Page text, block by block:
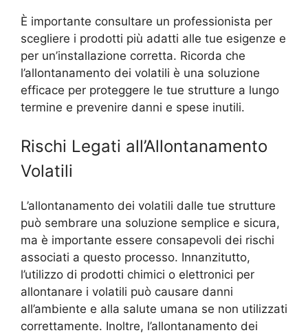
È importante consultare un professionista per
scegliere i prodotti più adatti alle tue esigenze e
per un’installazione corretta. Ricorda che
l’allontanamento dei volatili è una soluzione
efficace per proteggere le tue strutture a lungo
termine e prevenire danni e spese inutili.
Rischi Legati all’Allontanamento
Volatili
L’allontanamento dei volatili dalle tue strutture
può sembrare una soluzione semplice e sicura,
ma è importante essere consapevoli dei rischi
associati a questo processo. Innanzitutto,
l’utilizzo di prodotti chimici o elettronici per
allontanare i volatili può causare danni
all’ambiente e alla salute umana se non utilizzati
correttamente. Inoltre, l’allontanamento dei